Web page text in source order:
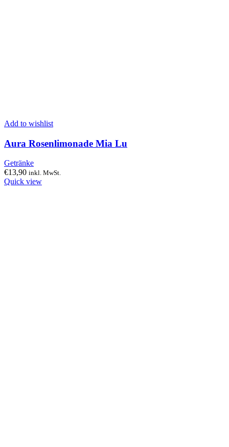
Add to wishlist
Aura Rosenlimonade Mia Lu
Getränke
€13,90 inkl. MwSt.
Quick view